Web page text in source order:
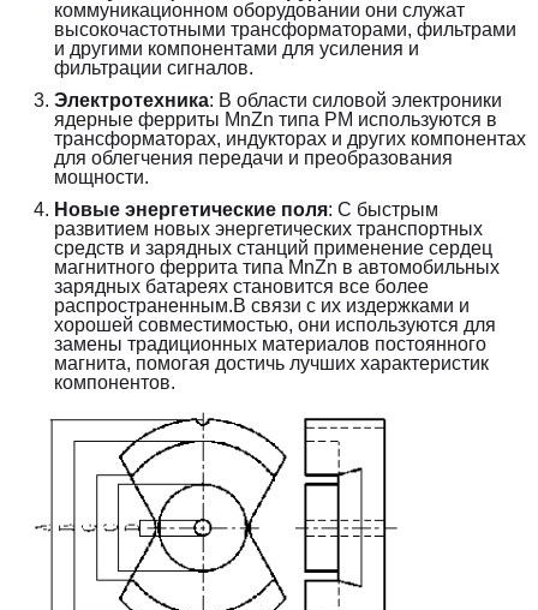
коммуникационном оборудовании они служат
высокочастотными трансформаторами, фильтрами
и другими компонентами для усиления и
фильтрации сигналов.
Электротехника: В области силовой электроники
ядерные ферриты MnZn типа PM используются в
трансформаторах, индукторах и других компонентах
для облегчения передачи и преобразования
мощности.
Новые энергетические поля: С быстрым
развитием новых энергетических транспортных
средств и зарядных станций применение сердец
магнитного феррита типа MnZn в автомобильных
зарядных батареях становится все более
распространенным.В связи с их издержками и
хорошей совместимостью, они используются для
замены традиционных материалов постоянного
магнита, помогая достичь лучших характеристик
компонентов.